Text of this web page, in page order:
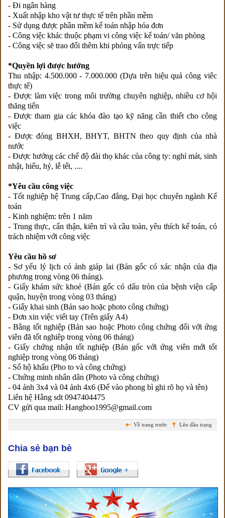
- Đi ngân hàng
- Xuất nhập kho vật tư thực tế trên phần mềm
- Sử dụng được phần mềm kế toán nhập hóa đơn
- Công việc khác thuộc phạm vi công việc kế toán/ văn phòng
- Công việc sẽ trao đổi thêm khi phỏng vấn trực tiếp
*Quyền lợi được hưởng
Thu nhập: 4.500.000 - 7.000.000 (Dựa trên hiệu quả công viêc
thực tế)
- Được làm việc trong môi trường chuyên nghiệp, nhiều cơ hội
thăng tiến
- Được tham gia các khóa đào tạo kỹ năng cần thiết cho công
việc
- Được đóng BHXH, BHYT, BHTN theo quy định của nhà
nước
- Được hưởng các chế độ đài thọ khác của công ty: nghỉ mát, sinh
nhật, hiếu, hỷ, lễ tết, ....
*Yêu cầu công việc
- Tốt nghiệp hệ Trung cấp,Cao đẳng, Đại học chuyên ngành Kế
toán
- Kinh nghiệm: trên 1 năm
- Trung thực, cẩn thận, kiên trì và cầu toàn, yêu thích kế toán, có
trách nhiệm với công việc
Yêu cầu hồ sơ
- Sơ yếu lý lịch có ảnh giáp lai (Bản gốc có xác nhận của địa
phương trong vòng 06 tháng).
- Giấy khám sức khoẻ (Bản gốc có dấu tròn của bệnh viện cấp
quận, huyện trong vòng 03 tháng)
- Giấy khai sinh (Bản sao hoặc photo công chứng)
- Đơn xin việc viết tay (Trên giấy A4)
- Bằng tốt nghiệp (Bản sao hoặc Photo công chứng đối với ứng
viên đã tốt nghiêp trong vòng 06 tháng)
- Giấy chứng nhận tốt nghiệp (Bản gốc với ứng viên mới tốt
nghiệp trong vòng 06 tháng)
- Sổ hộ khẩu (Pho to và công chứng)
- Chứng minh nhân dân (Photo và công chứng)
- 04 ảnh 3x4 và 04 ảnh 4x6 (Để vào phong bì ghi rõ họ và tên)
Liên hệ Hằng sdt 0947404475
CV gửi qua mail: Hangboo1995@gmail.com
Lên đầu trang
Về trang trước
Chia sẻ bạn bè